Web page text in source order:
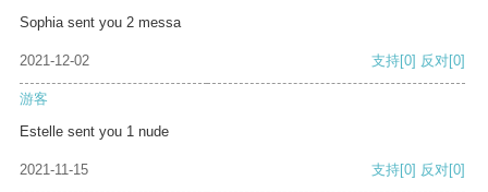
Sophia sent you 2 messa
2021-12-02 支持[0] 反对[0]
游客
Estelle sent you 1 nude
2021-11-15 支持[0] 反对[0]